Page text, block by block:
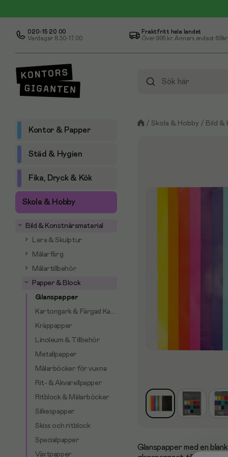
020-15 20 00
Vardagar 8.30-17.00
Fraktfritt hela landet
Över 995 kr. Annars endast 69kr
Kontor & Papper
Städ & Hygien
Fika, Dryck & Kök
Skola & Hobby
Bild & Konstnärsmaterial
Lera & Skulptur
Målarfärg
Målartillbehör
Papper & Block
Glanspapper
Kartongark & Färgad Kartong
Kräppapper
Linoleum & Tillbehör
Metallpapper
Målarböcker för vuxna
Rit- & Akvarellpapper
Ritblock & Målarböcker
Silkespapper
Skiss och ritblock
Specialpapper
Växtpapper
/ Skola & Hobby / Bild &
Glanspapper med en